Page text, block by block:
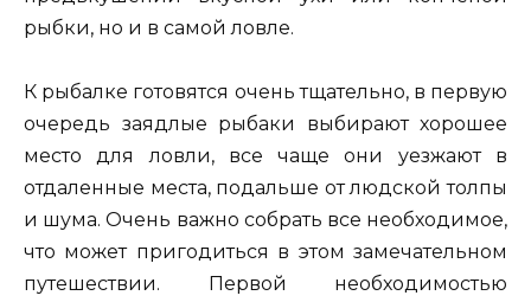
рыбки, но и в самой ловле.
К рыбалке готовятся очень тщательно, в первую
очередь заядлые рыбаки выбирают хорошее
место для ловли, все чаще они уезжают в
отдаленные места, подальше от людской толпы
и шума. Очень важно собрать все необходимое,
что может пригодиться в этом замечательном
путешествии. Первой необходимостью